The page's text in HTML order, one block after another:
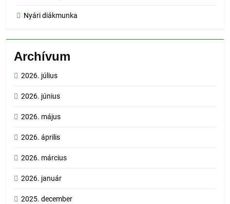
Nyári diákmunka
Archívum
2026. július
2026. június
2026. május
2026. április
2026. március
2026. január
2025. december